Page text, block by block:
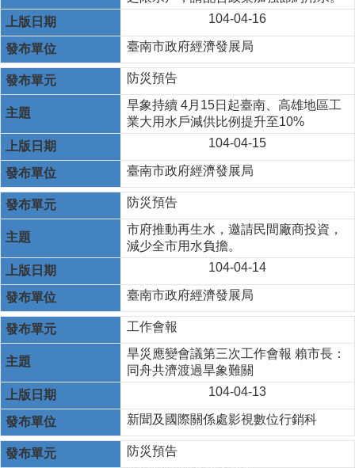
104-04-16
臺南市政府經濟發展局
防災預告
旱象持續 4月15日起臺南、高雄地區工
業大用水戶減供比例提升至10%
104-04-15
臺南市政府經濟發展局
防災預告
市府推動再生水，邀請民間廠商投資，
減少全市用水負擔。
104-04-14
臺南市政府經濟發展局
工作會報
旱災應變會議第三次工作會報 賴市長：
同舟共濟渡過旱象難關
104-04-13
新聞及國際關係處影視數位行銷科
防災預告